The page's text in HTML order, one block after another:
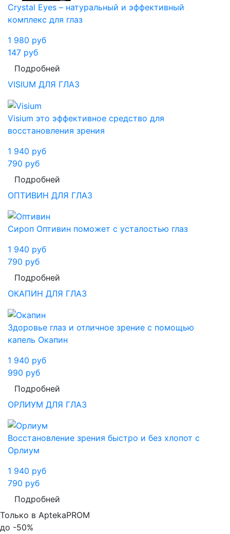
Crystal Eyes – натуральный и эффективный
комплекс для глаз
1 980 руб
147 руб
Подробней
VISIUM ДЛЯ ГЛАЗ
Visium это эффективное средство для
восстановления зрения
1 940 руб
790 руб
Подробней
ОПТИВИН ДЛЯ ГЛАЗ
Сироп Оптивин поможет с усталостью глаз
1 940 руб
790 руб
Подробней
ОКАПИН ДЛЯ ГЛАЗ
Здоровье глаз и отличное зрение с помощью
капель Окапин
1 940 руб
990 руб
Подробней
ОРЛИУМ ДЛЯ ГЛАЗ
Восстановление зрения быстро и без хлопот с
Орлиум
1 940 руб
790 руб
Подробней
Только в AptekaPROM
до -50%